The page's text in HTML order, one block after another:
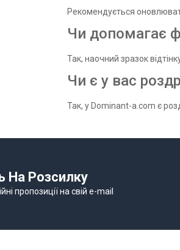
Рекомендується оновлювати
Чи допомагає
Так, наочний зразок
Чи є у вас
Так, у Dominant-a.com є
На Розсилку
пропозиції на свій e-mail